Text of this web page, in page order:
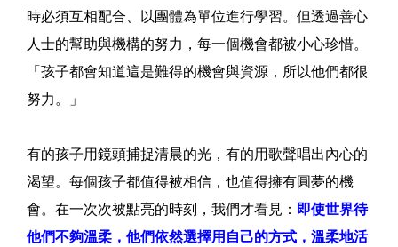
時必須互相配合、以團體為單位進行學習。但透過善心
人士的幫助與機構的努力，每一個機會都被小心珍惜。
「孩子都會知道這是難得的機會與資源，所以他們都很
努力。」
有的孩子用鏡頭捕捉清晨的光，有的用歌聲唱出內心的
渴望。每個孩子都值得被相信，也值得擁有圓夢的機
會。在一次次被點亮的時刻，我們才看見： 即使世界待
他們不夠溫柔，他們依然選擇用自己的方式，溫柔地活